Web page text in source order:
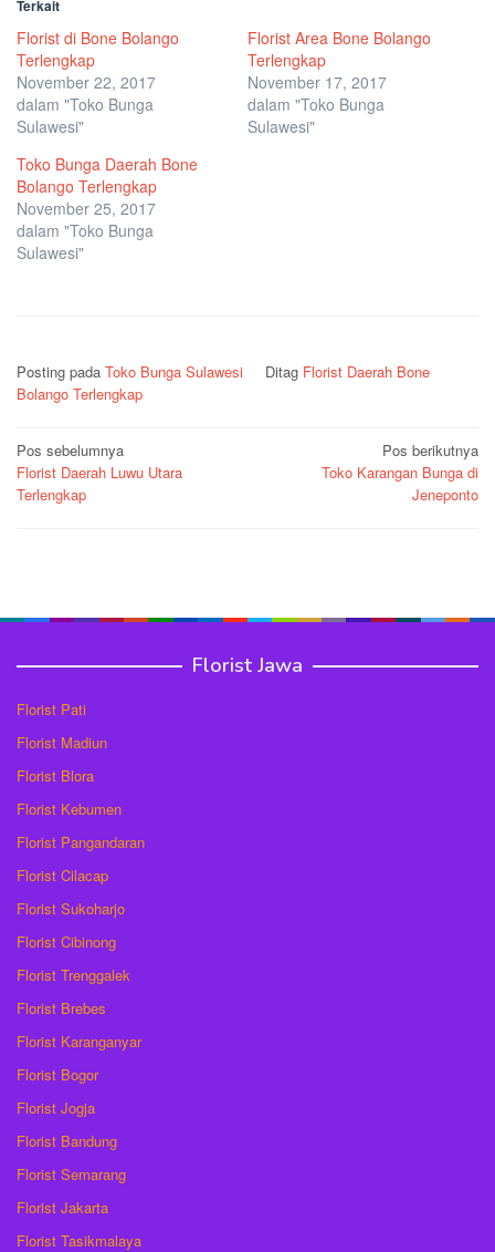
Terkait
Florist di Bone Bolango
Terlengkap
November 22, 2017
dalam "Toko Bunga
Sulawesi"
Florist Area Bone Bolango
Terlengkap
November 17, 2017
dalam "Toko Bunga
Sulawesi"
Toko Bunga Daerah Bone
Bolango Terlengkap
November 25, 2017
dalam "Toko Bunga
Sulawesi"
Posting pada Toko Bunga Sulawesi Ditag Florist Daerah Bone
Bolango Terlengkap
Navigasi
pos
Pos sebelumnya
Florist Daerah Luwu Utara
Terlengkap
Pos berikutnya
Toko Karangan Bunga di
Jeneponto
Florist Jawa
Florist Pati
Florist Madiun
Florist Blora
Florist Kebumen
Florist Pangandaran
Florist Cilacap
Florist Sukoharjo
Florist Cibinong
Florist Trenggalek
Florist Brebes
Florist Karanganyar
Florist Bogor
Florist Jogja
Florist Bandung
Florist Semarang
Florist Jakarta
Florist Tasikmalaya